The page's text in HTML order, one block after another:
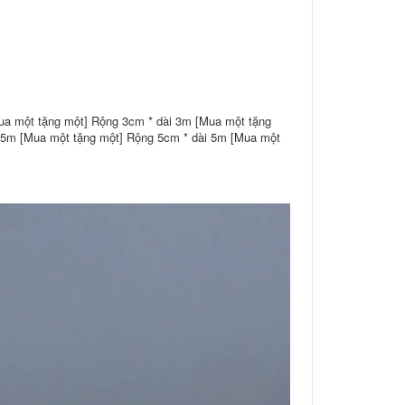
một tặng một] Rộng 3cm * dài 3m [Mua một tặng
[Mua một tặng một] Rộng 5cm * dài 5m [Mua một